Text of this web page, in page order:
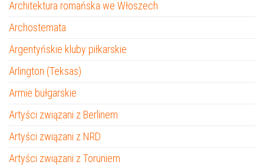
Architektura romańska we Włoszech
Archostemata
Argentyńskie kluby piłkarskie
Arlington (Teksas)
Armie bułgarskie
Artyści związani z Berlinem
Artyści związani z NRD
Artyści związani z Toruniem